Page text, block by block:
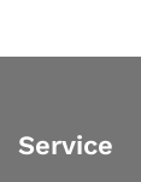
Service